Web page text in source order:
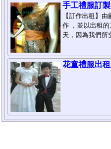
手工禮服訂製
【訂作出租】
作 ，並以出租
天，因為我們所
花童禮服出租